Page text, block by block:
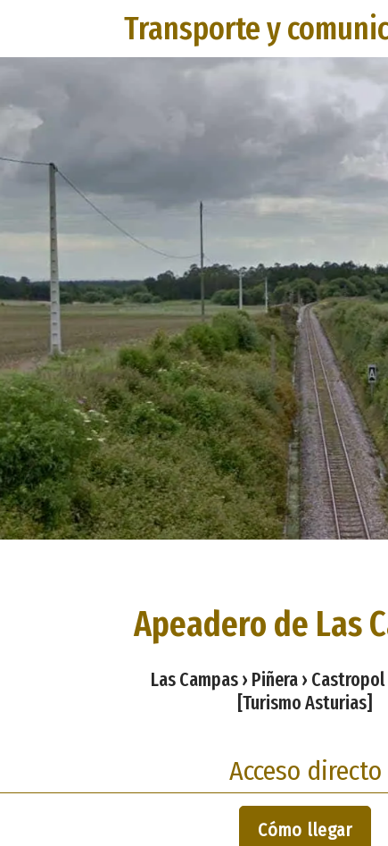
Transporte y
Apeadero de Las
Las Campas › Piñera ›
[Turismo Asturias]
Acceso directo
Cómo llegar